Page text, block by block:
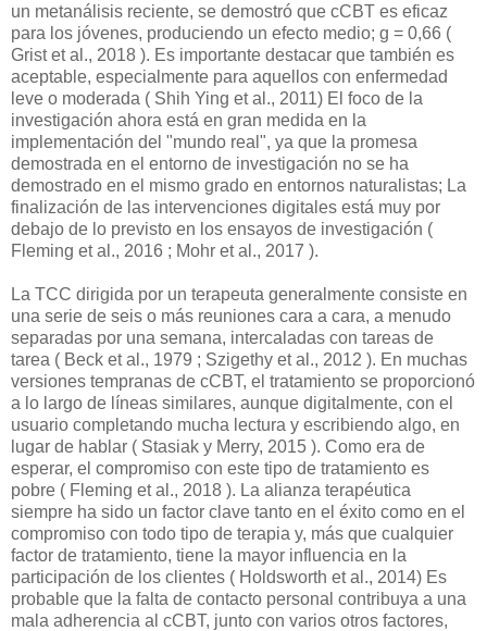
un metanálisis reciente, se demostró que cCBT es eficaz
para los jóvenes, produciendo un efecto medio; g = 0,66 (
Grist et al., 2018 ). Es importante destacar que también es
aceptable, especialmente para aquellos con enfermedad
leve o moderada ( Shih Ying et al., 2011) El foco de la
investigación ahora está en gran medida en la
implementación del "mundo real", ya que la promesa
demostrada en el entorno de investigación no se ha
demostrado en el mismo grado en entornos naturalistas; La
finalización de las intervenciones digitales está muy por
debajo de lo previsto en los ensayos de investigación (
Fleming et al., 2016 ; Mohr et al., 2017 ).
La TCC dirigida por un terapeuta generalmente consiste en
una serie de seis o más reuniones cara a cara, a menudo
separadas por una semana, intercaladas con tareas de
tarea ( Beck et al., 1979 ; Szigethy et al., 2012 ). En muchas
versiones tempranas de cCBT, el tratamiento se proporcionó
a lo largo de líneas similares, aunque digitalmente, con el
usuario completando mucha lectura y escribiendo algo, en
lugar de hablar ( Stasiak y Merry, 2015 ). Como era de
esperar, el compromiso con este tipo de tratamiento es
pobre ( Fleming et al., 2018 ). La alianza terapéutica
siempre ha sido un factor clave tanto en el éxito como en el
compromiso con todo tipo de terapia y, más que cualquier
factor de tratamiento, tiene la mayor influencia en la
participación de los clientes ( Holdsworth et al., 2014) Es
probable que la falta de contacto personal contribuya a una
mala adherencia al cCBT, junto con varios otros factores,